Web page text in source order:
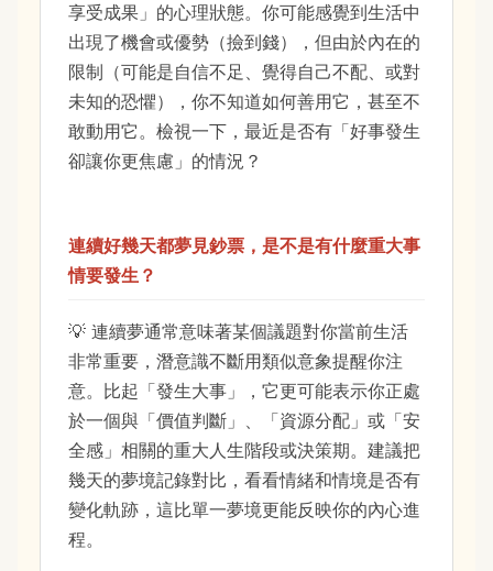
享受成果」的心理狀態。你可能感覺到生活中
出現了機會或優勢（撿到錢），但由於內在的
限制（可能是自信不足、覺得自己不配、或對
未知的恐懼），你不知道如何善用它，甚至不
敢動用它。檢視一下，最近是否有「好事發生
卻讓你更焦慮」的情況？
連續好幾天都夢見鈔票，是不是有什麼重大事
情要發生？
連續夢通常意味著某個議題對你當前生活
非常重要，潛意識不斷用類似意象提醒你注
意。比起「發生大事」，它更可能表示你正處
於一個與「價值判斷」、「資源分配」或「安
全感」相關的重大人生階段或決策期。建議把
幾天的夢境記錄對比，看看情緒和情境是否有
變化軌跡，這比單一夢境更能反映你的內心進
程。